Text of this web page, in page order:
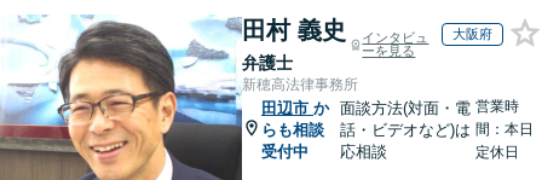
田村 義史
弁護士
インタビュ
ーを見る
大阪府
新穂高法律事務所
田辺市 か
らも相談
受付中
面談方法(対面・電
話・ビデオなど)は
応相談
営業時
間：本日
定休日